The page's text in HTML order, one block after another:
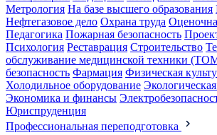
Метрология На базе высшего образования
Нефтегазовое дело Охрана труда
Педагогика Пожарная безопасность
Психология Реставрация Строительство
обслуживание медицинской техники
безопасность Фармация Физическая
Холодильное оборудование
Экономика и финансы
Юриспруденция
Профессиональная переподготовка